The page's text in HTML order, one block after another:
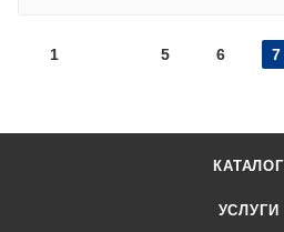
1 5 6 7
КАТАЛОГ
УСЛУГИ